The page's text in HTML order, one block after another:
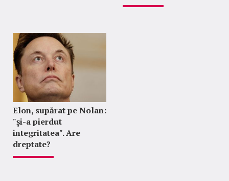
Elon, supărat pe Nolan:
"şi-a pierdut
integritatea". Are
dreptate?